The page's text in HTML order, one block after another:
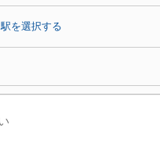
駅を選択する